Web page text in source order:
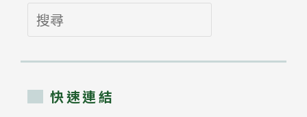
搜
尋
快速連結